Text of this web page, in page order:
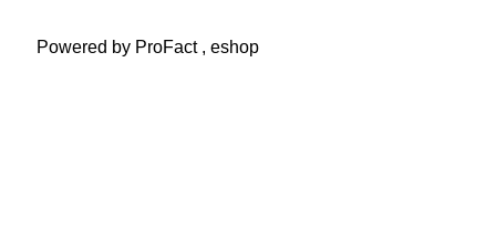
Powered by ProFact , eshop